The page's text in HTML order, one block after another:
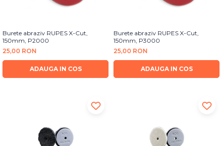
Burete abraziv RUPES X-Cut,
150mm, P2000
25,00 RON
ADAUGA IN COS
Burete abraziv RUPES X-Cut,
150mm, P3000
25,00 RON
ADAUGA IN COS